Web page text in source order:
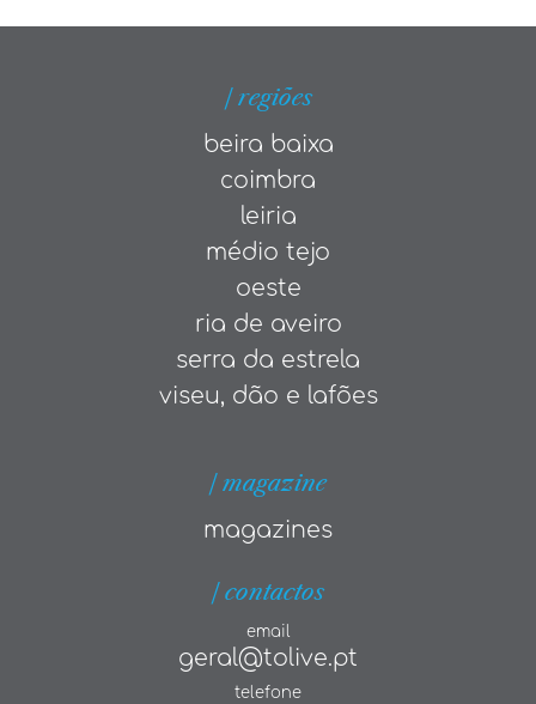
| regiões
beira baixa
coimbra
leiria
médio tejo
oeste
ria de aveiro
serra da estrela
viseu, dão e lafões
| magazine
magazines
| contactos
email
geral@tolive.pt
telefone